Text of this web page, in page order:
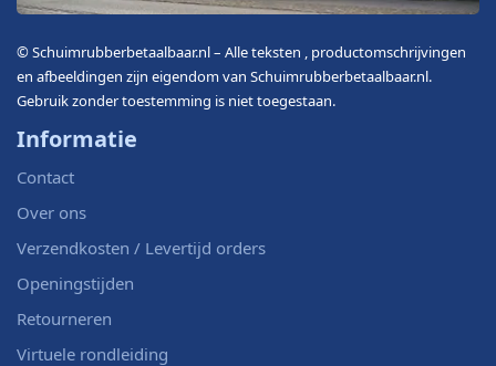
© Schuimrubberbetaalbaar.nl – Alle teksten , productomschrijvingen
en afbeeldingen zijn eigendom van Schuimrubberbetaalbaar.nl.
Gebruik zonder toestemming is niet toegestaan.
Informatie
Contact
Over ons
Verzendkosten / Levertijd orders
Openingstijden
Retourneren
Virtuele rondleiding